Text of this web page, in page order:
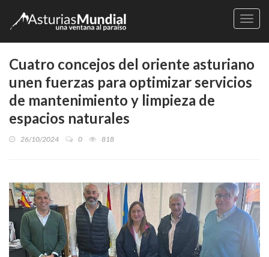
Cuatro concejos del oriente asturiano
unen fuerzas para optimizar servicios
de mantenimiento y limpieza de
espacios naturales
26/10/2024 0 818